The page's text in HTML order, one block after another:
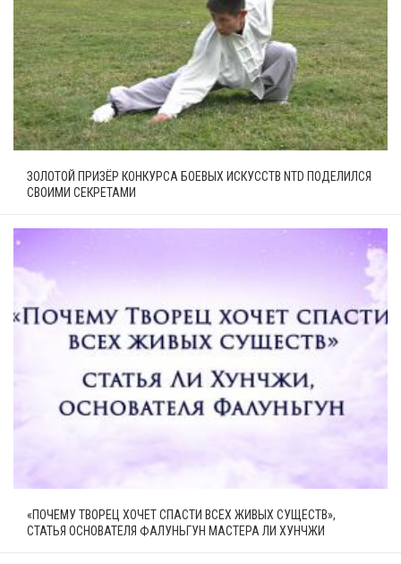
ЗОЛОТОЙ ПРИЗЁР КОНКУРСА БОЕВЫХ ИСКУССТВ NTD ПОДЕЛИЛСЯ
СВОИМИ СЕКРЕТАМИ
«ПОЧЕМУ ТВОРЕЦ ХОЧЕТ СПАСТИ ВСЕХ ЖИВЫХ СУЩЕСТВ»,
СТАТЬЯ ОСНОВАТЕЛЯ ФАЛУНЬГУН МАСТЕРА ЛИ ХУНЧЖИ